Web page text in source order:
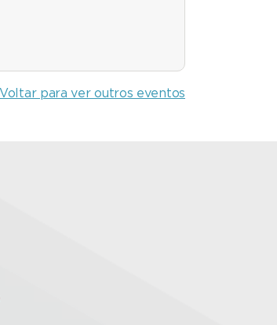
Voltar para ver outros eventos